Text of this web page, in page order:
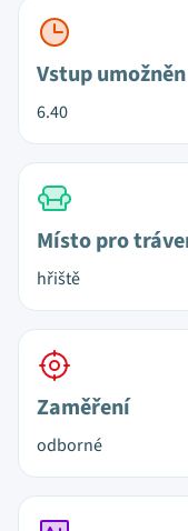
Vstup
6.40
Místo pro
hřiště
Zaměření
odborné